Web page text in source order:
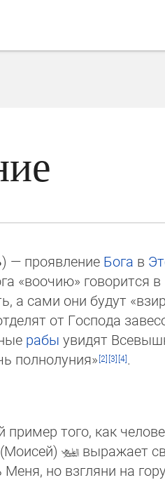
‎) — проявление Бога в
«воочию» говорится в
а сами они бу­дут
от Господа
рабы увидят
полно­лу­ния»
.
пример того, как
(Моисей)
выражает
но взгляни на